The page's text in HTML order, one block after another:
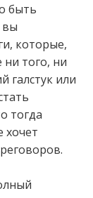
быть
вы
которые,
ни того, ни
галстук или
тогда
хочет